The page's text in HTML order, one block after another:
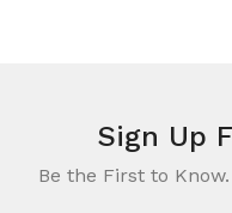
Sign Up
Be the First to